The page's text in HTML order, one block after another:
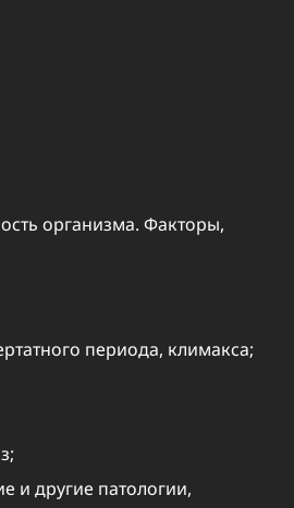
организма. Факторы,
периода, климакса;
и другие патологии,